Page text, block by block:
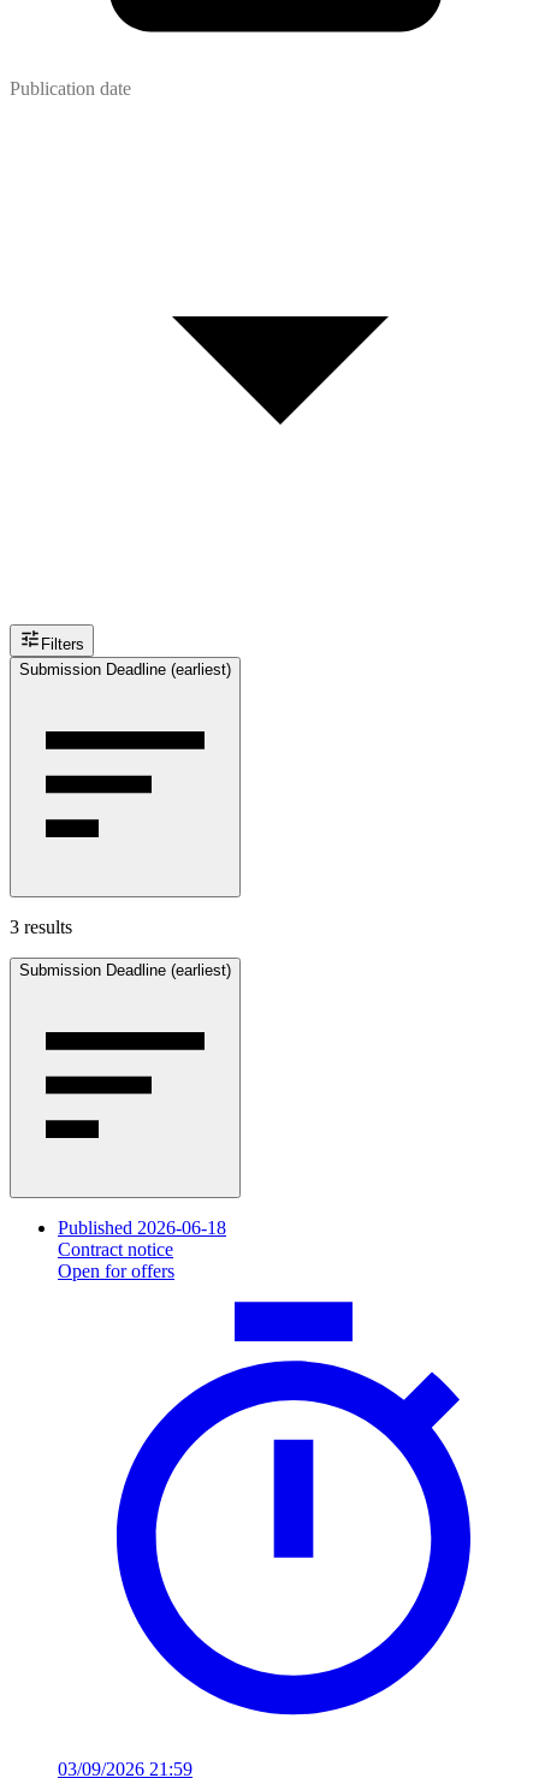
Publication date
Filters
Submission Deadline (earliest)
3 results
Submission Deadline (earliest)
Published 2026-06-18
Contract notice
Open for offers
03/09/2026 21:59